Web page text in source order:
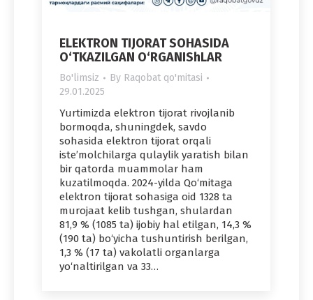
ELEKTRON TIJORAT SOHASIDA
O‘TKAZILGAN O‘RGANIShLAR
Bo'limsiz By Raqobat qo'mitasi
29.01.2025
Yurtimizda elektron tijorat rivojlanib
bormoqda, shuningdek, savdo
sohasida elektron tijorat orqali
iste’molchilarga qulaylik yaratish bilan
bir qatorda muammolar ham
kuzatilmoqda. 2024-yilda Qo‘mitaga
elektron tijorat sohasiga oid 1328 ta
murojaat kelib tushgan, shulardan
81,9 % (1085 ta) ijobiy hal etilgan, 14,3 %
(190 ta) bo‘yicha tushuntirish berilgan,
1,3 % (17 ta) vakolatli organlarga
yo‘naltirilgan va 33…